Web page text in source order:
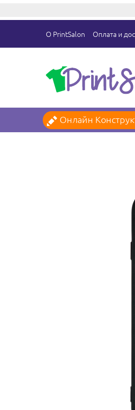
О PrintSalon Оплата и
Онлайн